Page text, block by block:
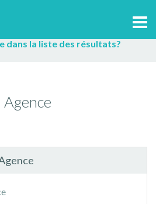
Comment
dans la liste des résultats?